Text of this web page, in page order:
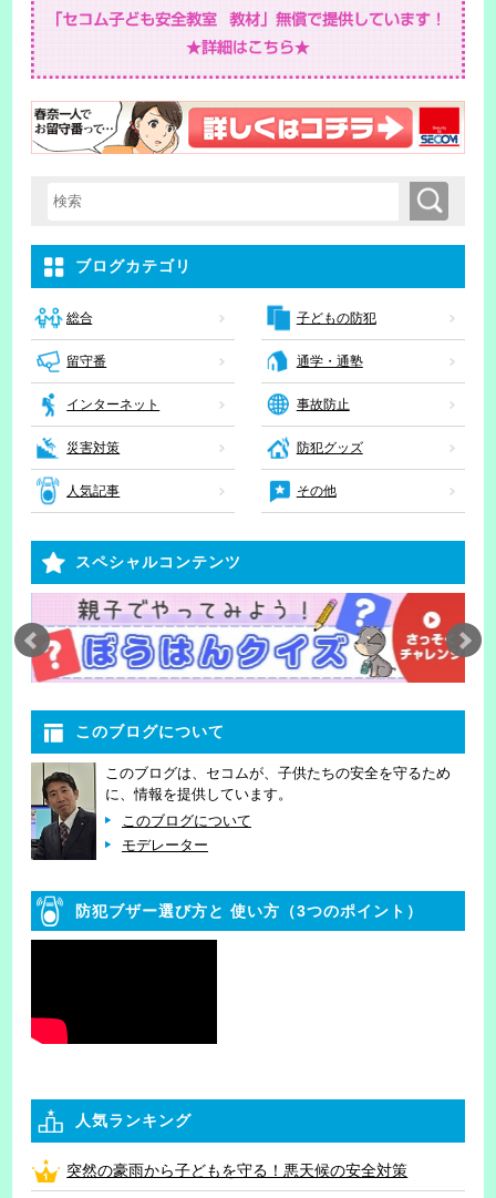
検索キーワード入力 検索
ブログカテゴリ
総合 子どもの防犯
留守番 通学・通塾
インターネット 事故防止
災害対策 防犯グッズ
人気記事 その他
スペシャルコンテンツ
このブログについて
このブログは、セコムが、子供たちの安全を守るため
に、情報を提供しています。
このブログについて
モデレーター
防犯ブザー選び方と 使い方（3つのポイント）
人気ランキング
突然の豪雨から子どもを守る！悪天候の安全対策